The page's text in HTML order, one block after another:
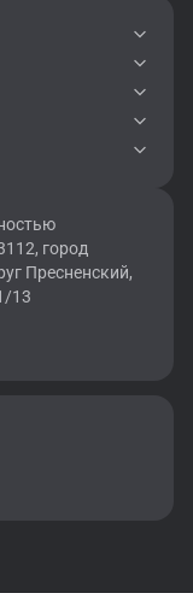
город
Пресненский,
13